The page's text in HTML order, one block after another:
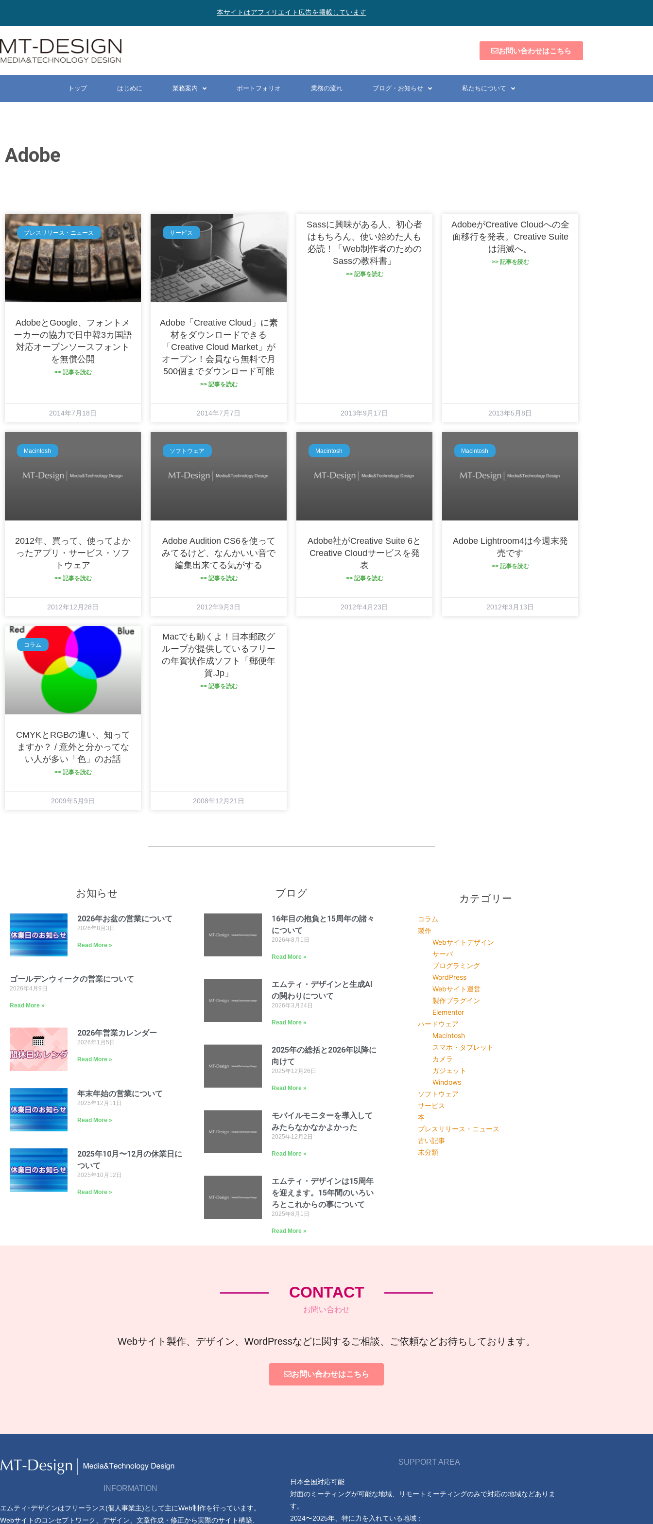
本サイトはアフィリエイト広告を掲載しています
お問い合わせはこちら
トップ はじめに 業務案内 ポートフォリオ 業務の流れ ブログ・お知らせ 私たちについて
Adobe
プレスリリース・ニュース
AdobeとGoogle、フォントメ
ーカーの協力で日中韓3カ国語
対応オープンソースフォント
を無償公開
>> 記事を読む
2014年7月18日
サービス
Adobe「Creative Cloud」に素
材をダウンロードできる
「Creative Cloud Market」が
オープン！会員なら無料で月
500個までダウンロード可能
>> 記事を読む
2014年7月7日
Sassに興味がある人、初心者
はもちろん、使い始めた人も
必読！「Web制作者のための
Sassの教科書」
>> 記事を読む
2013年9月17日
AdobeがCreative Cloudへの全
面移行を発表。Creative Suite
は消滅へ。
>> 記事を読む
2013年5月8日
Macintosh
2012年、買って、使ってよか
ったアプリ・サービス・ソフ
トウェア
>> 記事を読む
2012年12月28日
ソフトウェア
Adobe Audition CS6を使って
みてるけど、なんかいい音で
編集出来てる気がする
>> 記事を読む
2012年9月3日
Macintosh
Adobe社がCreative Suite 6と
Creative Cloudサービスを発
表
>> 記事を読む
2012年4月23日
Macintosh
Adobe Lightroom4は今週末発
売です
>> 記事を読む
2012年3月13日
コラム
CMYKとRGBの違い、知って
ますか？ / 意外と分かってな
い人が多い「色」のお話
>> 記事を読む
2009年5月9日
Macでも動くよ！日本郵政グ
ループが提供しているフリー
の年賀状作成ソフト「郵便年
賀.jp」
>> 記事を読む
2008年12月21日
お知らせ
2026年お盆の営業について
2026年8月3日
Read More »
ゴールデンウィークの営業について
2026年4月9日
Read More »
2026年営業カレンダー
2026年1月5日
Read More »
年末年始の営業について
2025年12月11日
Read More »
2025年10月〜12月の休業日に
ついて
2025年10月12日
Read More »
ブログ
16年目の抱負と15周年の諸々
について
2026年8月1日
Read More »
エムティ・デザインと生成AI
の関わりについて
2026年3月24日
Read More »
2025年の総括と2026年以降に
向けて
2025年12月26日
Read More »
モバイルモニターを導入して
みたらなかなかよかった
2025年12月2日
Read More »
エムティ・デザインは15周年
を迎えます。15年間のいろい
ろとこれからの事について
2025年8月1日
Read More »
カテゴリー
コラム
製作
Webサイトデザイン
サーバ
プログラミング
WordPress
Webサイト運営
製作プラグイン
Elementor
ハードウェア
Macintosh
スマホ・タブレット
カメラ
ガジェット
Windows
ソフトウェア
サービス
本
プレスリリース・ニュース
古い記事
未分類
CONTACT
お問い合わせ
Webサイト製作、デザイン、WordPressなどに関するご相談、ご依頼などお待ちしております。
お問い合わせはこちら
INFORMATION
エムティ･デザインはフリーランス(個人事業主)として主にWeb制作を行っています。
Webサイトのコンセプトワーク、デザイン、文章作成・修正から実際のサイト構築、
SUPPORT AREA
日本全国対応可能
対面のミーティングが可能な地域、リモートミーティングのみで対応の地域などありま
す。
2024〜2025年、特に力を入れている地域：